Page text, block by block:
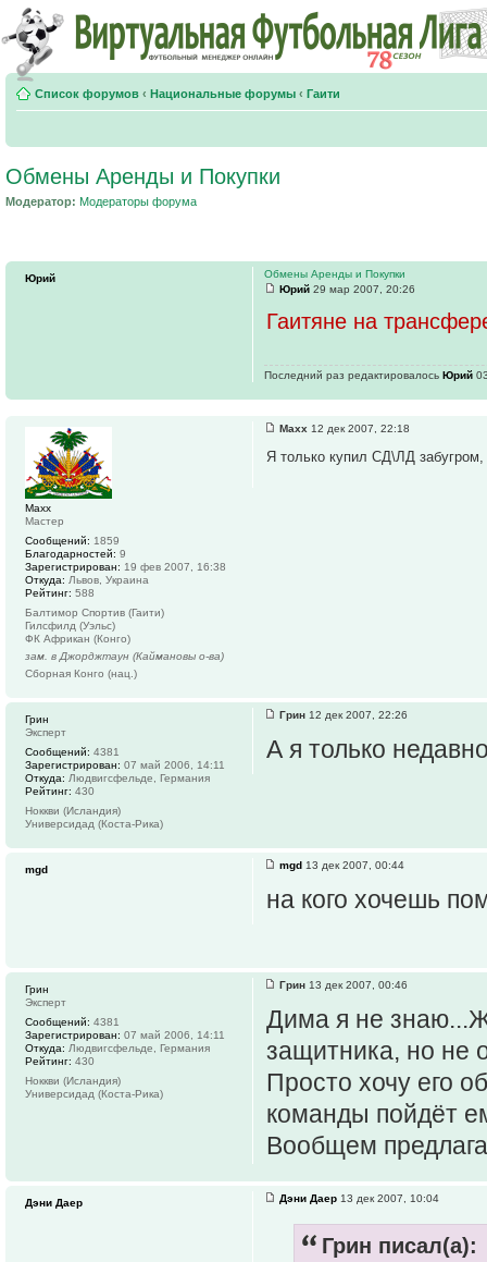
Список форумов ‹ Национальные форумы ‹ Гаити
Обмены Аренды и Покупки
Модератор: Модераторы форума
Обмены Аренды и Покупки
Юрий 29 мар 2007, 20:26
Гаитяне на
Последний раз редактировалось Юрий
Юрий
Maxx 12 дек 2007, 22:18
Я только купил СД\ЛД забугром,
Maxx
Мастер
Сообщений: 1859
Благодарностей: 9
Зарегистрирован: 19 фев 2007, 16:38
Откуда: Львов, Украина
Рейтинг: 588
Балтимор Спортив (Гаити)
Гилсфилд (Уэльс)
ФК Африкан (Конго)
зам. в Джорджтаун (Каймановы о-ва)
Сборная Конго (нац.)
Грин 12 дек 2007, 22:26
А я только
Грин
Эксперт
Сообщений: 4381
Зарегистрирован: 07 май 2006, 14:11
Откуда: Людвигсфельде, Германия
Рейтинг: 430
Ноккви (Исландия)
Универсидад (Коста-Рика)
mgd 13 дек 2007, 00:44
на кого хочешь
mgd
Грин 13 дек 2007, 00:46
Дима я не
защитника, но не
Просто хочу его
команды пойдёт
Вообщем
Грин
Эксперт
Сообщений: 4381
Зарегистрирован: 07 май 2006, 14:11
Откуда: Людвигсфельде, Германия
Рейтинг: 430
Ноккви (Исландия)
Универсидад (Коста-Рика)
Дэни Даер 13 дек 2007, 10:04
Грин писал(а):
Дэни Даер